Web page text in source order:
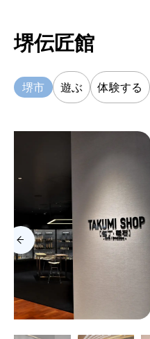
堺伝匠館
堺市 遊ぶ 体験する